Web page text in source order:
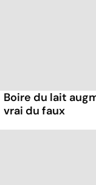
Boire du lait
vrai du faux